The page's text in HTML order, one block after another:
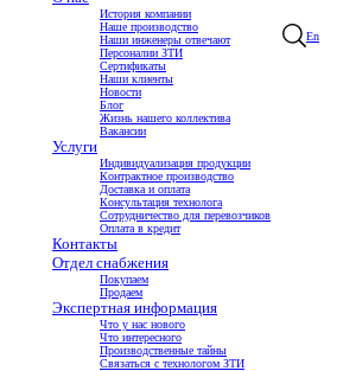
История компании
Наше производство
Наши инженеры отвечают
Персоналии ЗТИ
Сертификаты
Наши клиенты
Новости
Блог
Жизнь нашего коллектива
Вакансии
Услуги
Индивидуализация продукции
Контрактное производство
Доставка и оплата
Консультация технолога
Сотрудничество для перевозчиков
Оплата в кредит
Контакты
Отдел снабжения
Покупаем
Продаем
Экспертная информация
Что у нас нового
Что интересного
Производственные тайны
Связаться с технологом ЗТИ
En